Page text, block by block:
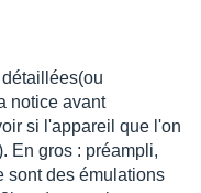
notice avant
si l'appareil que l'on
En gros : préampli,
sont des émulations